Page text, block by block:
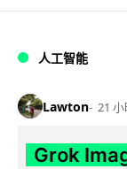
人工智能
Lawton 21 小
Grok